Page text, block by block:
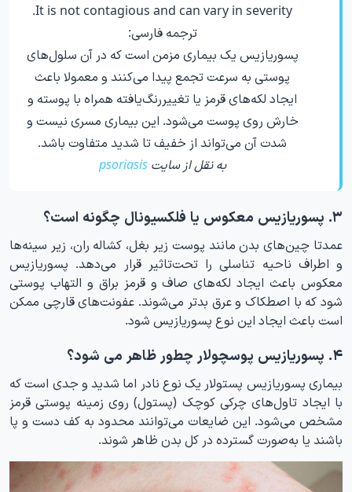
It is not contagious and can vary in severity.
ترجمه فارسی:
پسوریازیس یک بیماری مزمن است که در آن سلول‌های
پوستی به سرعت تجمع پیدا می‌کنند و معمولا باعث
ایجاد لکه‌های قرمز یا تغییررنگ‌یافته همراه با پوسته و
خارش روی پوست می‌شود. این بیماری مسری نیست و
شدت آن می‌تواند از خفیف تا شدید متفاوت باشد.
به نقل از سایتpsoriasis
۳. پسوریازیس معکوس یا فلکسیونال چگونه است؟
عمدتا چین‌های بدن مانند پوست زیر بغل، کشاله ران، زیر سینه‌ها
و اطراف ناحیه تناسلی را تحت‌تاثیر قرار می‌دهد. پسوریازیس
معکوس باعث ایجاد لکه‌های صاف و قرمز براق و التهاب پوستی
شود که با اصطکاک و عرق بدتر می‌شوند. عفونت‌های قارچی ممکن
است باعث ایجاد این نوع پسوریازیس شود.
۴. پسوریازیس پوسچولار چطور ظاهر می شود؟
بیماری پسوریازیس پستولار یک نوع نادر اما شدید و جدی است که
با ایجاد تاول‌های چرکی کوچک (پستول) روی زمینه پوستی قرمز
مشخص می‌شود. این ضایعات می‌توانند محدود به کف دست و پا
باشند یا به‌صورت گسترده در کل بدن ظاهر شوند.